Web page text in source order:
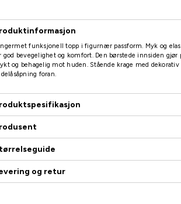
funksjonell topp i figurnær passform. Myk og
god bevegelighet og komfort. Den børstede innsiden gjør
og behagelig mot huden. Stående krage med dekorativ
foran.
og retur